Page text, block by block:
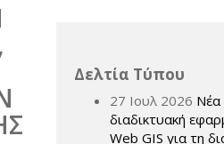
Δελτία Τύπου
27 Ιουλ 2026 Νέα
διαδικτυακή
Web GIS για τη